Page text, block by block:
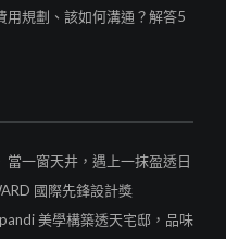
用規劃、該如何溝通？解答5
當一窗天井，遇上一抹盈透日
國際先鋒設計獎
美學構築透天宅邸，品味